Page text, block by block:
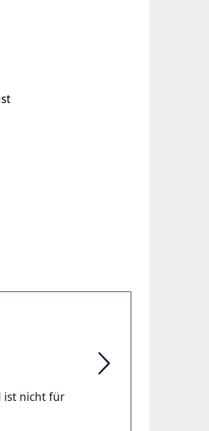
ist nicht für